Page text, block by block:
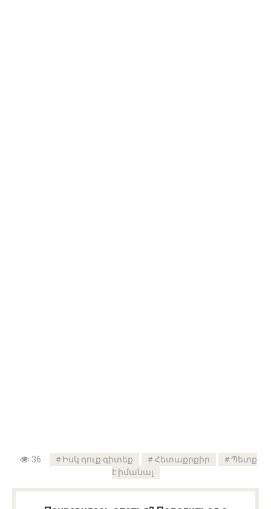
36 Իսկ դուք գիտեք Հետաքրքիր
Պետք
է իմանալ